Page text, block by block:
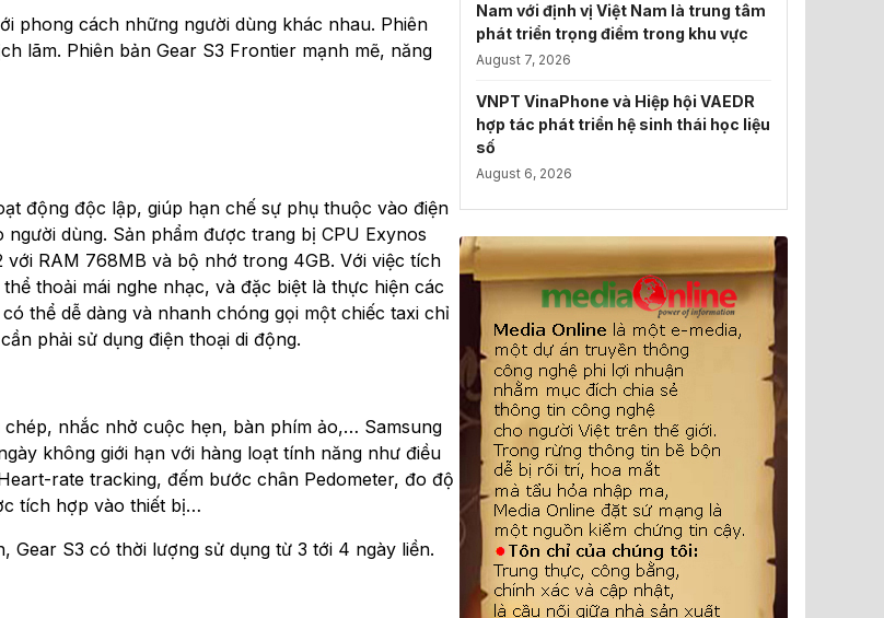
phong cách những người dùng khác nhau. Phiên
lãm. Phiên bản Gear S3 Frontier mạnh mẽ, năng
động độc lập, giúp hạn chế sự phụ thuộc vào điện
dùng. Sản phẩm được trang bị CPU Exynos
RAM 768MB và bộ nhớ trong 4GB. Với việc tích
thoải mái nghe nhạc, và đặc biệt là thực hiện các
thể dễ dàng và nhanh chóng gọi một chiếc taxi chỉ
phải sử dụng điện thoại di động.
nhắc nhở cuộc hẹn, bàn phím ảo,… Samsung
không giới hạn với hàng loạt tính năng như điều
rate tracking, đếm bước chân Pedometer, đo độ
tích hợp vào thiết bị…
Gear S3 có thời lượng sử dụng từ 3 tới 4 ngày liền.
Nam với định vị Việt Nam là trung tâm
phát triển trọng điểm trong khu vực
August 7, 2026
VNPT VinaPhone và Hiệp hội VAEDR
hợp tác phát triển hệ sinh thái học liệu
số
August 6, 2026